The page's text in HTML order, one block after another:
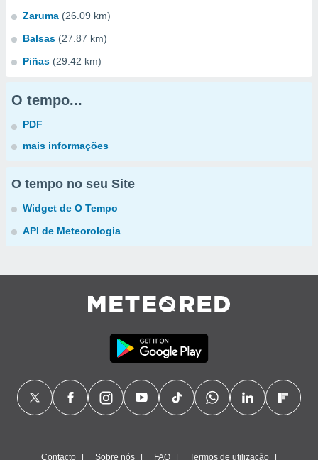
Zaruma (26.09 km)
Balsas (27.87 km)
Piñas (29.42 km)
O tempo...
PDF
mais informações
O tempo no seu Site
Widget de O Tempo
API de Meteorologia
Contacto Sobre nós FAQ Termos de utilização